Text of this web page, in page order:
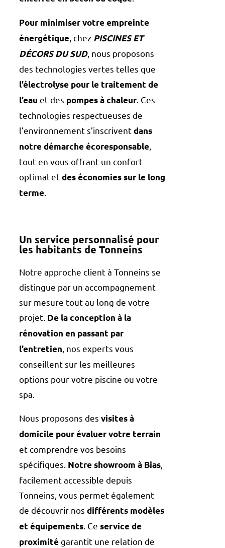
Pour minimiser votre empreinte
énergétique , chez PISCINES ET
DÉCORS DU SUD, nous proposons
des technologies vertes telles que
l’électrolyse pour le traitement de
l’eau et des pompes à chaleur . Ces
technologies respectueuses de
l’environnement s’inscriventdans
notre démarche écoresponsable
tout en vous offrant un confort
optimal etdes économies sur le long
terme
Un service personnalisé pour
les habitants de Tonneins
Notre approche client à Tonneins se
distingue par un accompagnement
sur mesure tout au long de votre
projet. De la conception à la
rénovation en passant par
l’entretien , nos experts vous
conseillent sur les meilleures
options pour votre piscine ou votre
spa.
Nous proposons des visites à
domicile pour évaluer votre terrain
et comprendre vos besoins
spécifiques. Notre showroom à Bias
facilement accessible depuis
Tonneins, vous permet également
de découvrir nos différents modèles
et équipements . Ce service de
proximitégarantit une relation de